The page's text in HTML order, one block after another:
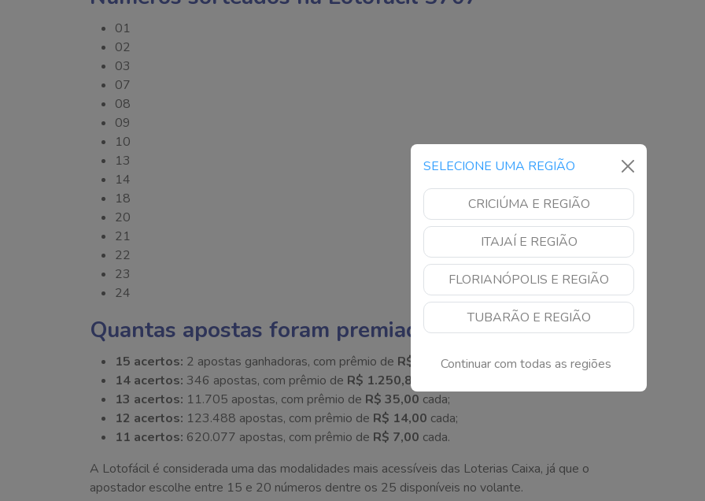
SELECIONE UMA REGIÃO
CRICIÚMA E REGIÃO
ITAJAÍ E REGIÃO
FLORIANÓPOLIS E REGIÃO
TUBARÃO E REGIÃO
Continuar com todas as regiões
01
02
03
07
08
09
10
13
14
18
20
21
22
23
24
Quantas apostas foram premiadas?
15 acertos: 2 apostas ganhadoras, com prêmio de R$ 722.439,68cada;
14 acertos: 346 apostas, com prêmio de R$ 1.250,86
13 acertos: 11.705 apostas, com prêmio de R$ 35,00 cada;
12 acertos: 123.488 apostas, com prêmio de R$ 14,00 cada;
11 acertos: 620.077 apostas, com prêmio de R$ 7,00 cada.
A Lotofácil é considerada uma das modalidades mais acessíveis das Loterias Caixa, já que o
apostador escolhe entre 15 e 20 números dentre os 25 disponíveis no volante.